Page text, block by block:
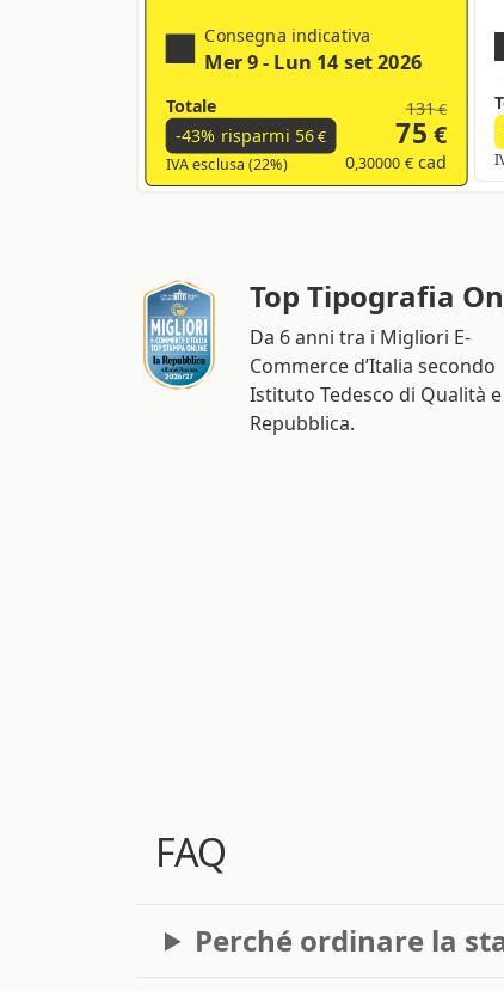
Consegna indicativa
Mer 9 - Lun 14 set 2026
Totale
-43% risparmi 56€
IVA esclusa (22%)
131€
75 €
0,30000 €cad
Top Tipografia
Da 6 anni tra i Migliori E-
Commerce d’Italia secondo
Istituto Tedesco di Qualità e
Repubblica.
FAQ
Perché ordinare la